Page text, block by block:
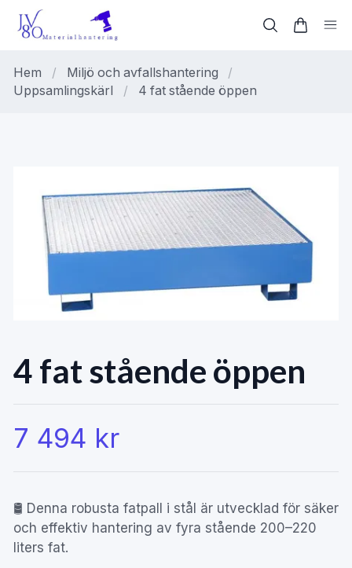
Hem / Miljö och avfallshantering
/
Uppsamlingskärl
/ 4 fat stående öppen
4 fat stående öppen
7 494 kr
🛢️ Denna robusta fatpall i stål är utvecklad för säker
och effektiv hantering av fyra stående 200–220
liters fat.